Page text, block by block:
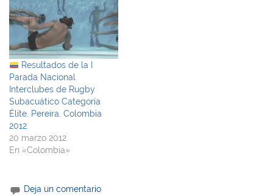
Resultados de la I
Parada Nacional
Interclubes de Rugby
Subacuático Categoría
Élite. Pereira, Colombia
2012
20 marzo 2012
En «Colombia»
Deja un comentario